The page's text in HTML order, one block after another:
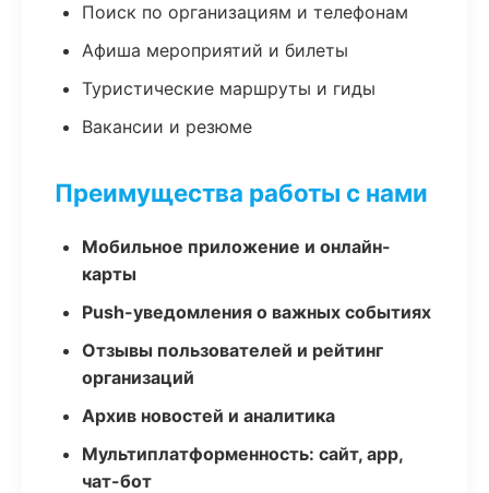
Поиск по организациям и телефонам
Афиша мероприятий и билеты
Туристические маршруты и гиды
Вакансии и резюме
Преимущества работы с нами
Мобильное приложение и онлайн-
карты
Push-уведомления о важных событиях
Отзывы пользователей и рейтинг
организаций
Архив новостей и аналитика
Мультиплатформенность: сайт, app,
чат-бот